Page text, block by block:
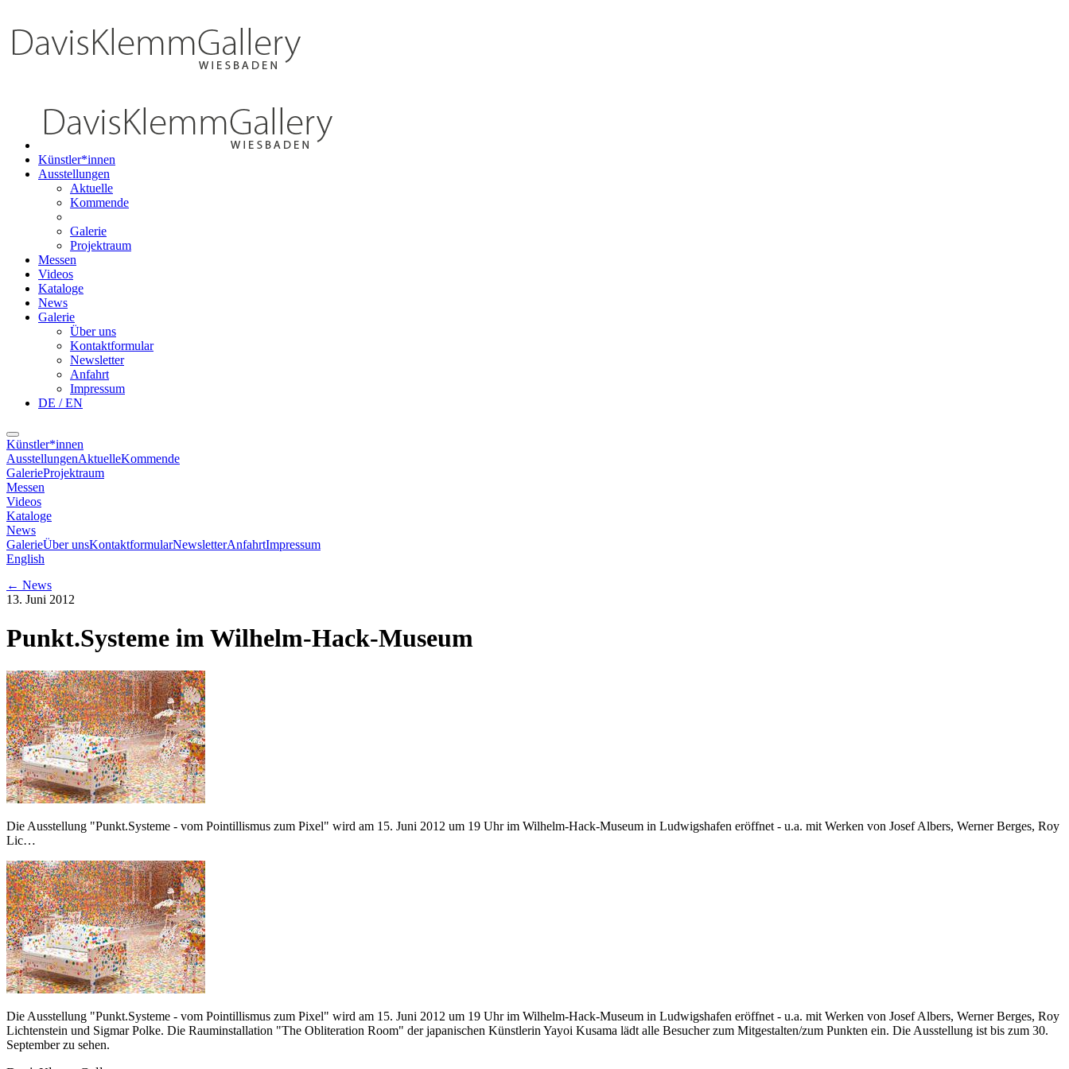
Künstler*innen
Ausstellungen
Aktuelle
Kommende
Galerie
Projektraum
Messen
Videos
Kataloge
News
Galerie
Über uns
Kontaktformular
Newsletter
Anfahrt
Impressum
DE / EN
Künstler*innen
AusstellungenAktuelleKommende
GalerieProjektraum
Messen
Videos
Kataloge
News
GalerieÜber unsKontaktformularNewsletterAnfahrtImpressum
English
← News
13. Juni 2012
Punkt.Systeme im Wilhelm-Hack-Museum
Die Ausstellung "Punkt.Systeme - vom Pointillismus zum Pixel" wird am 15. Juni 2012 um 19 Uhr im Wilhelm-Hack-Museum in Ludwigshafen eröffnet - u.a. mit Werken von Josef Albers, Werner Berges, Roy
Lic…
Die Ausstellung "Punkt.Systeme - vom Pointillismus zum Pixel" wird am 15. Juni 2012 um 19 Uhr im Wilhelm-Hack-Museum in Ludwigshafen eröffnet - u.a. mit Werken von Josef Albers, Werner Berges, Roy
Lichtenstein und Sigmar Polke. Die Rauminstallation "The Obliteration Room" der japanischen Künstlerin Yayoi Kusama lädt alle Besucher zum Mitgestalten/zum Punkten ein. Die Ausstellung ist bis zum 30.
September zu sehen.